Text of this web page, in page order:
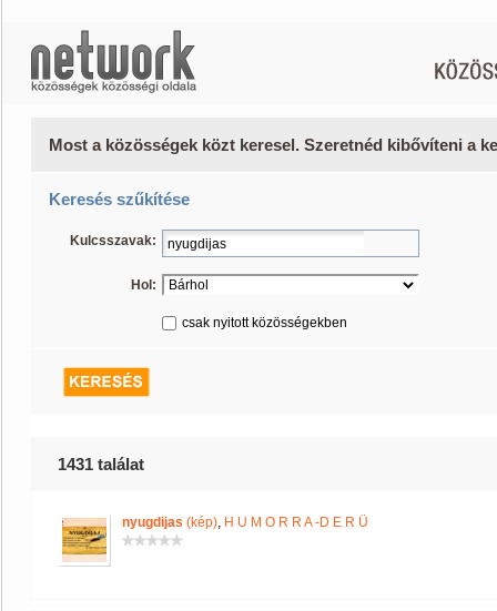
Most a közösségek közt keresel. Szeretnéd kibővíteni a
Keresés szűkítése
Kulcsszavak:
Hol:
csak nyitott közösségekben
1431 találat
nyugdijas (kép), H U M O R R A -D E R Ü